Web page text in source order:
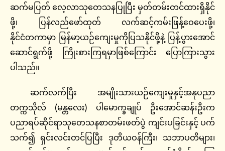
ဆက်မပြတ် လေ့လာသုတေသနပြုပြီး မှတ်တမ်းတင်ထားရှိနိုင်
ဖို့၊ ပြန်လည်ဖော်ထုတ် လက်ဆင့်ကမ်းဖြန့်ဝေပေးဖို့၊
နိုင်ငံတကာမှာ မြန်မာ့ယဉ်ကျေးမှုကိုပြသနိုင်ဖို့နဲ့ ပြန့်ပွားအောင်
ဆောင်ရွက်ဖို့ ကြိုးစားကြရမှာဖြစ်ကြောင်း ပြောကြားသွား
ပါသည်။
ဆက်လက်ပြီး အမျိုးသားယဉ်ကျေးမှုနှင့်အနုပညာ
တက္ကသိုလ် (မန္တလေး) ပါမောက္ခချုပ် ဦးအောင်ဆန်းဦးက
ပညာရပ်ဆိုင်ရာသုတေသနစာတမ်းဖတ်ပွဲ ကျင်းပခြင်းနှင့် ပက်
သက်၍ ရှင်းလင်းတင်ပြပြီး ဒုတိယဝန်ကြီး၊ သဘာပတိများ၊